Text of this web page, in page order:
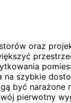
oraz
szybkie
być
pierwotny